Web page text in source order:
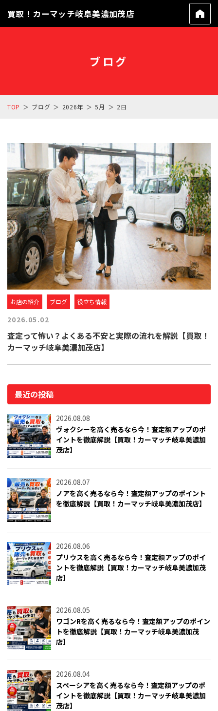
買取！カーマッチ岐阜美濃加茂店
ブログ
TOP ブログ 2026年 5月 2日
お店の紹介 ブログ 役立ち情報
2026.05.02
査定って怖い？よくある不安と実際の流れを解説【買取！
カーマッチ岐阜美濃加茂店】
最近の投稿
2026.08.08
ヴォクシーを高く売るなら今！査定額アップのポ
イントを徹底解説【買取！カーマッチ岐阜美濃加
茂店】
2026.08.07
ノアを高く売るなら今！査定額アップのポイント
を徹底解説【買取！カーマッチ岐阜美濃加茂店】
2026.08.06
プリウスを高く売るなら今！査定額アップのポイ
ントを徹底解説【買取！カーマッチ岐阜美濃加茂
店】
2026.08.05
ワゴンRを高く売るなら今！査定額アップのポイン
トを徹底解説【買取！カーマッチ岐阜美濃加茂
店】
2026.08.04
スペーシアを高く売るなら今！査定額アップのポ
イントを徹底解説【買取！カーマッチ岐阜美濃加
茂店】